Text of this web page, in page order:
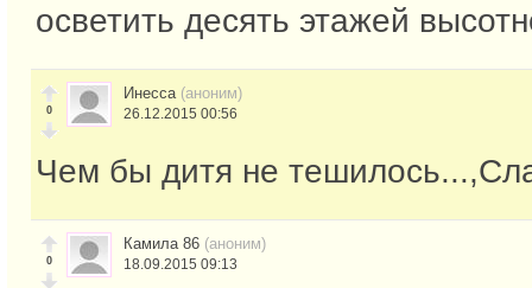
осветить десять этажей
0
Инесса (аноним)
26.12.2015 00:56
Чем бы дитя не
0
Камила 86 (аноним)
18.09.2015 09:13